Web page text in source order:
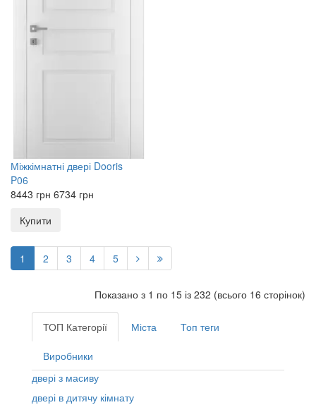
Міжкімнатні двері Dooris
P06
8443 грн 6734 грн
Купити
1 2 3 4 5
Показано з 1 по 15 із 232 (всього 16 сторінок)
ТОП Категорії Міста Топ теги
Виробники
двері з масиву
двері в дитячу кімнату